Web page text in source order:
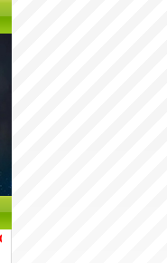
[Multi-Mod] и